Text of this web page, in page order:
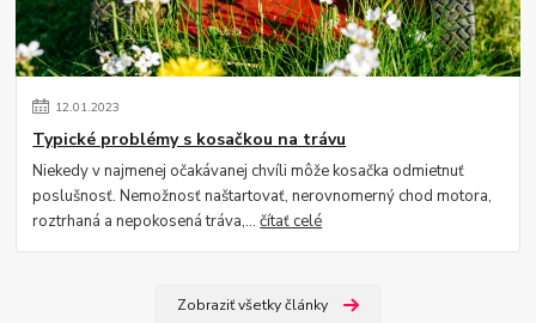
12.01.2023
Typické problémy s kosačkou na trávu
Niekedy v najmenej očakávanej chvíli môže kosačka odmietnuť
poslušnosť. Nemožnosť naštartovať, nerovnomerný chod motora,
roztrhaná a nepokosená tráva,...čítať celé
Zobraziť všetky články